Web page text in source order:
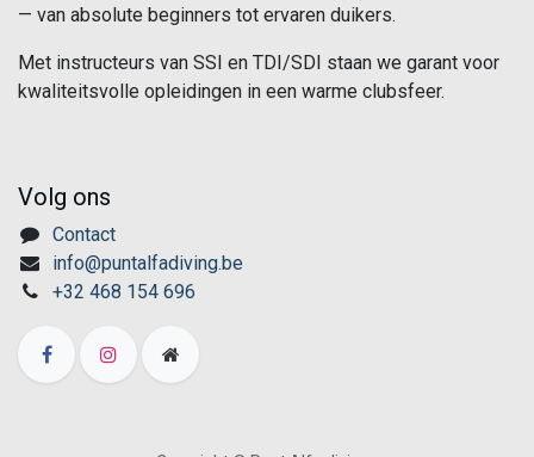
— van absolute beginners tot ervaren duikers.
Met instructeurs van SSI en TDI/SDI staan we garant voor
kwaliteitsvolle opleidingen in een warme clubsfeer.
Volg ons
Contact
info@puntalfadiving.be
+32 468 154 696